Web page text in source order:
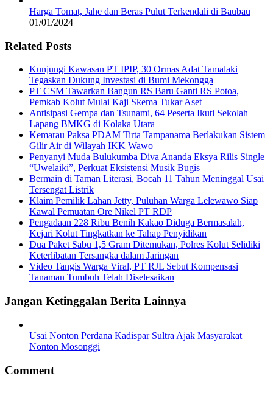
Harga Tomat, Jahe dan Beras Pulut Terkendali di Baubau
01/01/2024
Related Posts
Kunjungi Kawasan PT IPIP, 30 Ormas Adat Tamalaki
Tegaskan Dukung Investasi di Bumi Mekongga
PT CSM Tawarkan Bangun RS Baru Ganti RS Potoa,
Pemkab Kolut Mulai Kaji Skema Tukar Aset
Antisipasi Gempa dan Tsunami, 64 Peserta Ikuti Sekolah
Lapang BMKG di Kolaka Utara
Kemarau Paksa PDAM Tirta Tampanama Berlakukan Sistem
Gilir Air di Wilayah IKK Wawo
Penyanyi Muda Bulukumba Diva Ananda Eksya Rilis Single
“Uwelaiki”, Perkuat Eksistensi Musik Bugis
Bermain di Taman Literasi, Bocah 11 Tahun Meninggal Usai
Tersengat Listrik
Klaim Pemilik Lahan Jetty, Puluhan Warga Lelewawo Siap
Kawal Pemuatan Ore Nikel PT RDP
Pengadaan 228 Ribu Benih Kakao Diduga Bermasalah,
Kejari Kolut Tingkatkan ke Tahap Penyidikan
Dua Paket Sabu 1,5 Gram Ditemukan, Polres Kolut Selidiki
Keterlibatan Tersangka dalam Jaringan
Video Tangis Warga Viral, PT RJL Sebut Kompensasi
Tanaman Tumbuh Telah Diselesaikan
Jangan Ketinggalan Berita Lainnya
Usai Nonton Perdana Kadispar Sultra Ajak Masyarakat
Nonton Mosonggi
Comment